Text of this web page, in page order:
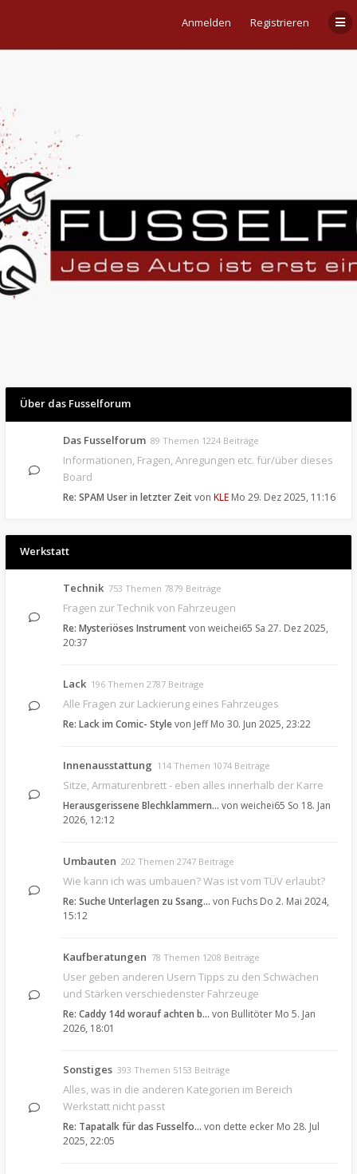
Anmelden Registrieren
Über das Fusselforum
Das Fusselforum 89 Themen 1224 Beiträge
Informationen, Fragen, Anregungen etc. für/über dieses
Board
Re: SPAM User in letzter Zeitvon KLE Mo 29. Dez 2025, 11:16
Werkstatt
Technik 753 Themen 7879 Beiträge
Fragen zur Technik von Fahrzeugen
Re: Mysteriöses Instrumentvon weichei65 Sa 27. Dez 2025,
20:37
Lack 196 Themen 2787 Beiträge
Alle Fragen zur Lackierung eines Fahrzeuges
Re: Lack im Comic- Stylevon Jeff Mo 30. Jun 2025, 23:22
Innenausstattung 114 Themen 1074 Beiträge
Sitze, Armaturenbrett - eben alles innerhalb der Karre
Herausgerissene Blechklammern… von weichei65 So 18. Jan
2026, 12:12
Umbauten 202 Themen 2747 Beiträge
Wie kann ich was umbauen? Was ist vom TÜV erlaubt?
Re: Suche Unterlagen zu Ssang… von Fuchs Do 2. Mai 2024,
15:12
Kaufberatungen 78 Themen 1208 Beiträge
User geben anderen Usern Tipps zu den Schwächen
und Stärken verschiedenster Fahrzeuge
Re: Caddy 14d worauf achten b… von Bullitöter Mo 5. Jan
2026, 18:01
Sonstiges 393 Themen 5153 Beiträge
Alles, was in die anderen Kategorien im Bereich
Werkstatt nicht passt
Re: Tapatalk für das Fusselfo… von dette ecker Mo 28. Jul
2025, 22:05